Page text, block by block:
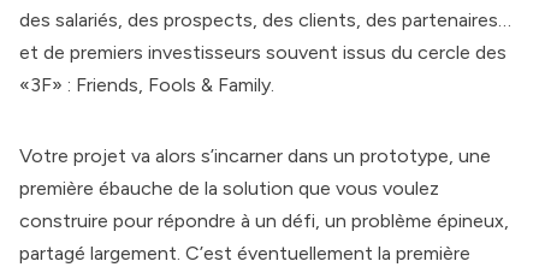
des salariés, des prospects, des clients, des partenaires…
et de premiers investisseurs souvent issus du cercle des
«3F» : Friends, Fools & Family.
Votre projet va alors s’incarner dans un prototype, une
première ébauche de la solution que vous voulez
construire pour répondre à un défi, un problème épineux,
partagé largement. C’est éventuellement la première